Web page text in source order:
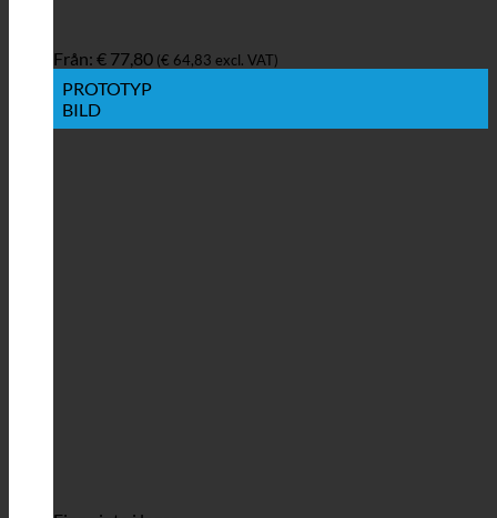
Från: € 77,80 (€ 64,83 excl. VAT)
PROTOTYP
BILD